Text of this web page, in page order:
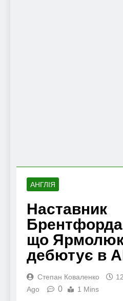
АНГЛІЯ
Наставник
Брентфорда
що
дебютує в
Степан Коваленко
Ago
0 1 Mins